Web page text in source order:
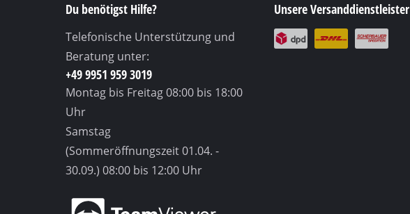
Du benötigst Hilfe?
Telefonische Unterstützung und
Beratung unter:
+49 9951 959 3019
Montag bis Freitag08:00 bis 18:00
Uhr
Samstag
(Sommeröffnungszeit 01.04. -
30.09.) 08:00 bis 12:00 Uhr
Unsere Versanddienstleister